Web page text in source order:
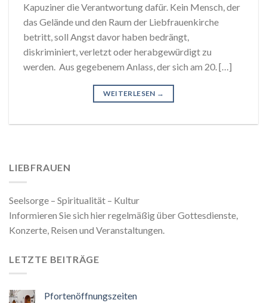
Kapuziner die Verantwortung dafür. Kein Mensch, der
das Gelände und den Raum der Liebfrauenkirche
betritt, soll Angst davor haben bedrängt,
diskriminiert, verletzt oder herabgewürdigt zu
werden. Aus gegebenem Anlass, der sich am 20. […]
WEITERLESEN →
LIEBFRAUEN
Seelsorge – Spiritualität – Kultur
Informieren Sie sich hier regelmäßig über Gottesdienste,
Konzerte, Reisen und Veranstaltungen.
LETZTE BEITRÄGE
Pfortenöffnungszeiten